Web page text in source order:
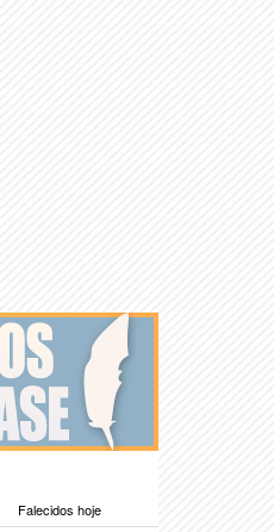
Falecidos hoje